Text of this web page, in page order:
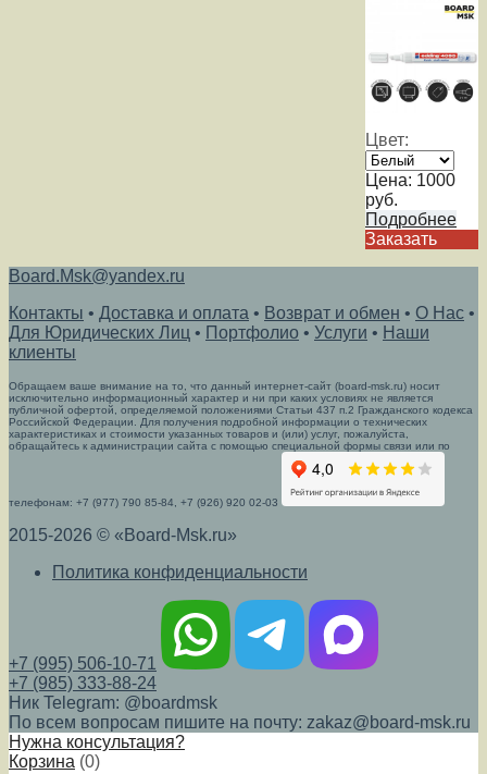
Цвет:
Цена: 1000
руб.
Подробнее
Заказать
Board.Msk@yandex.ru
Контакты • Доставка и оплата • Возврат и обмен • О Нас •
Для Юридических Лиц • Портфолио • Услуги • Наши
клиенты
Обращаем ваше внимание на то, что данный интернет-сайт (board-msk.ru) носит
исключительно информационный характер и ни при каких условиях не является
публичной офертой, определяемой положениями Статьи 437 п.2 Гражданского кодекса
Российской Федерации. Для получения подробной информации о технических
характеристиках и стоимости указанных товаров и (или) услуг, пожалуйста,
обращайтесь к администрации сайта с помощью специальной формы связи или по
телефонам: +7 (977) 790 85-84, +7 (926) 920 02-03
2015-2026 © «Board-Msk.ru»
Политика конфиденциальности
+7 (995) 506-10-71
+7 (985) 333-88-24
Ник Telegram: @boardmsk
По всем вопросам пишите на почту: zakaz@board-msk.ru
Нужна консультация?
Корзина (0)